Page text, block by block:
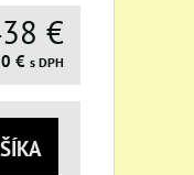
€
€ s DPH